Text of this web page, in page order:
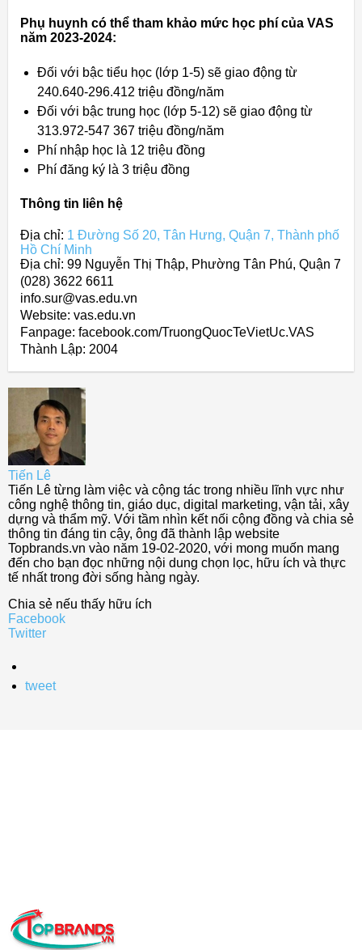
Phụ huynh có thể tham khảo mức học phí của VAS
năm 2023-2024:
Đối với bậc tiểu học (lớp 1-5) sẽ giao động từ
240.640-296.412 triệu đồng/năm
Đối với bậc trung học (lớp 5-12) sẽ giao động từ
313.972-547 367 triệu đồng/năm
Phí nhập học là 12 triệu đồng
Phí đăng ký là 3 triệu đồng
Thông tin liên hệ
Địa chỉ: 1 Đường Số 20, Tân Hưng, Quận 7, Thành phố
Hồ Chí Minh
Địa chỉ: 99 Nguyễn Thị Thập, Phường Tân Phú, Quận 7
(028) 3622 6611
info.sur@vas.edu.vn
Website: vas.edu.vn
Fanpage: facebook.com/TruongQuocTeVietUc.VAS
Thành Lập: 2004
Tiến Lê
Tiến Lê từng làm việc và cộng tác trong nhiều lĩnh vực như
công nghệ thông tin, giáo dục, digital marketing, vận tải, xây
dựng và thẩm mỹ. Với tầm nhìn kết nối cộng đồng và chia sẻ
thông tin đáng tin cậy, ông đã thành lập website
Topbrands.vn vào năm 19-02-2020, với mong muốn mang
đến cho bạn đọc những nội dung chọn lọc, hữu ích và thực
tế nhất trong đời sống hàng ngày.
Chia sẻ nếu thấy hữu ích
Facebook
Twitter
tweet